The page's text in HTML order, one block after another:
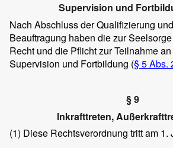
Supervision und
Nach Abschluss der Qualifizierung
Beauftragung haben die zur
Recht und die Pflicht zur Teilnahme
Supervision und Fortbildung (§ 5 Abs.
§ 9
Inkrafttreten,
(1) Diese Rechtsverordnung tritt am 1.